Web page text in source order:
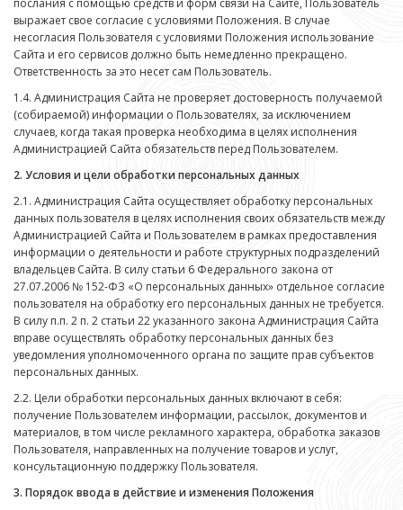
послания с помощью средств и форм связи на Сайте, Пользователь
выражает свое согласие с условиями Положения. В случае
несогласия Пользователя с условиями Положения использование
Сайта и его сервисов должно быть немедленно прекращено.
Ответственность за это несет сам Пользователь.
1.4. Администрация Сайта не проверяет достоверность получаемой
(собираемой) информации о Пользователях, за исключением
случаев, когда такая проверка необходима в целях исполнения
Администрацией Сайта обязательств перед Пользователем.
2. Условия и цели обработки персональных данных
2.1. Администрация Сайта осуществляет обработку персональных
данных пользователя в целях исполнения своих обязательств между
Администрацией Сайта и Пользователем в рамках предоставления
информации о деятельности и работе структурных подразделений
владельцев Сайта. В силу статьи 6 Федерального закона от
27.07.2006 № 152-ФЗ «О персональных данных» отдельное согласие
пользователя на обработку его персональных данных не требуется.
В силу п.п. 2 п. 2 статьи 22 указанного закона Администрация Сайта
вправе осуществлять обработку персональных данных без
уведомления уполномоченного органа по защите прав субъектов
персональных данных.
2.2. Цели обработки персональных данных включают в себя:
получение Пользователем информации, рассылок, документов и
материалов, в том числе рекламного характера, обработка заказов
Пользователя, направленных на получение товаров и услуг,
консультационную поддержку Пользователя.
3. Порядок ввода в действие и изменения Положения